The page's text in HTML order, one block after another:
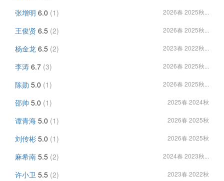
张增明 6.0 (1) 2026春 2025秋...
王俊贤 6.5 (2) 2026春 2025秋...
杨金龙 6.5 (2) 2023春 2022秋...
李涛 6.7 (3) 2026春 2025秋...
陈勋 5.0 (1) 2026春 2025秋...
邵帅 5.0 (1) 2025春 2024秋
谭青海 5.0 (1) 2026春 2025秋
刘传彬 5.0 (1) 2026春 2025秋
麻希南 5.5 (2) 2024春 2023秋...
许小卫 5.5 (2) 2023春 2022秋